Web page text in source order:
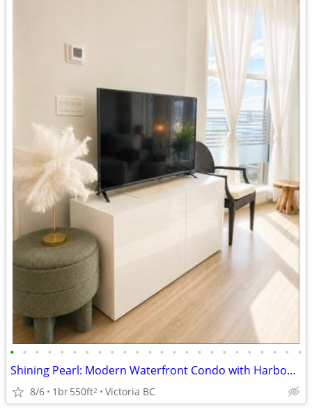
• • • • • • • • • • • • • • • • • • • • • • • •
Shining Pearl: Modern Waterfront Condo with Harbour Views
8/6 1br550ft2 Victoria BC